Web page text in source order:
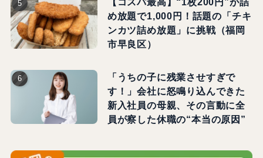
め放題で1,000円！話題の「チキ
ンカツ詰め放題」に挑戦（福岡
市早良区）
「うちの子に残業させすぎで
す！」会社に怒鳴り込んできた
新入社員の母親、その言動に全
員が察した休職の“本当の原因”